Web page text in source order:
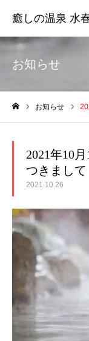
癒しの温泉 水
お知らせ
お知らせ
2021年10
つきまして
2021.10.26